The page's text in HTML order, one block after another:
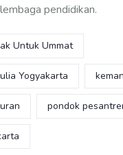
pendidikan.
Untuk Ummat
Yogyakarta
pondok